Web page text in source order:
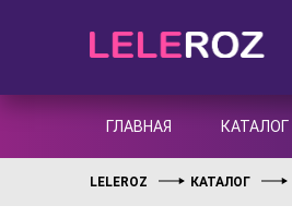
ГЛАВНАЯ КАТАЛОГ
LELEROZ КАТАЛОГ